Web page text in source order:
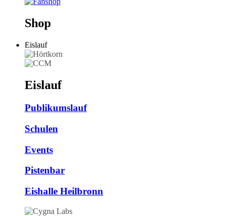
Shop
Eislauf
Eislauf
Publikumslauf
Schulen
Events
Pistenbar
Eishalle Heilbronn